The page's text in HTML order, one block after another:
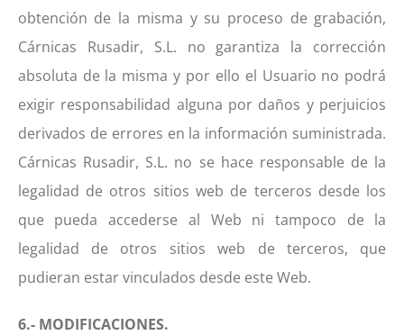
obtención de la misma y su proceso de grabación,
Cárnicas Rusadir, S.L. no garantiza la corrección
absoluta de la misma y por ello el Usuario no podrá
exigir responsabilidad alguna por daños y perjuicios
derivados de errores en la información suministrada.
Cárnicas Rusadir, S.L. no se hace responsable de la
legalidad de otros sitios web de terceros desde los
que pueda accederse al Web ni tampoco de la
legalidad de otros sitios web de terceros, que
pudieran estar vinculados desde este Web.
6.- MODIFICACIONES.